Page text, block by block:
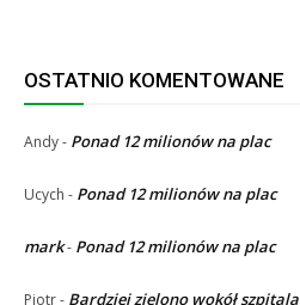
OSTATNIO KOMENTOWANE
Andy- Ponad 12 milionów na plac
Ucych - Ponad 12 milionów na plac
mark- Ponad 12 milionów na plac
Piotr- Bardziej zielono wokół szpitala